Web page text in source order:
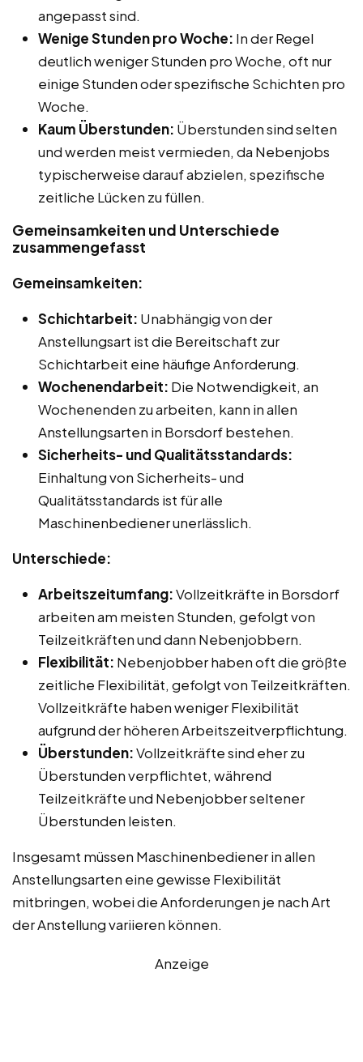
angepasst sind.
Wenige Stunden pro Woche: In der Regel
deutlich weniger Stunden pro Woche, oft nur
einige Stunden oder spezifische Schichten pro
Woche.
Kaum Überstunden: Überstunden sind selten
und werden meist vermieden, da Nebenjobs
typischerweise darauf abzielen, spezifische
zeitliche Lücken zu füllen.
Gemeinsamkeiten und Unterschiede
zusammengefasst
Gemeinsamkeiten:
Schichtarbeit: Unabhängig von der
Anstellungsart ist die Bereitschaft zur
Schichtarbeit eine häufige Anforderung.
Wochenendarbeit: Die Notwendigkeit, an
Wochenenden zu arbeiten, kann in allen
Anstellungsarten in Borsdorf bestehen.
Sicherheits- und Qualitätsstandards:
Einhaltung von Sicherheits- und
Qualitätsstandards ist für alle
Maschinenbediener unerlässlich.
Unterschiede:
Arbeitszeitumfang:Vollzeitkräfte in Borsdorf
arbeiten am meisten Stunden, gefolgt von
Teilzeitkräften und dann Nebenjobbern.
Flexibilität: Nebenjobber haben oft die größte
zeitliche Flexibilität, gefolgt von Teilzeitkräften.
Vollzeitkräfte haben weniger Flexibilität
aufgrund der höheren Arbeitszeitverpflichtung.
Überstunden:Vollzeitkräfte sind eher zu
Überstunden verpflichtet, während
Teilzeitkräfte und Nebenjobber seltener
Überstunden leisten.
Insgesamt müssen Maschinenbediener in allen
Anstellungsarten eine gewisse Flexibilität
mitbringen, wobei die Anforderungen je nach Art
der Anstellung variieren können.
Anzeige